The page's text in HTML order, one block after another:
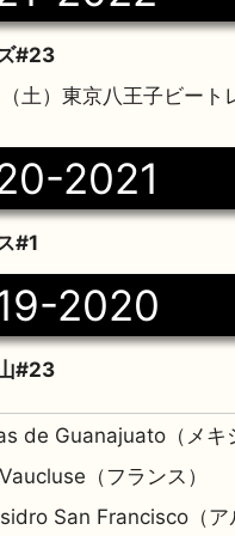
#23
土）東京八王子ビー
2021
#1
2020
#23
de Guanajuato（メキ
（フランス）
San Francisco（ア